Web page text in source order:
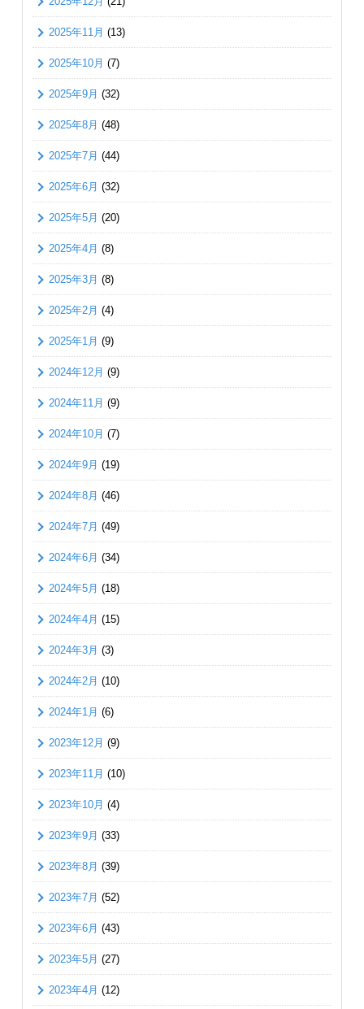
2025年11月 (13)
2025年10月 (7)
2025年9月 (32)
2025年8月 (48)
2025年7月 (44)
2025年6月 (32)
2025年5月 (20)
2025年4月 (8)
2025年3月 (8)
2025年2月 (4)
2025年1月 (9)
2024年12月 (9)
2024年11月 (9)
2024年10月 (7)
2024年9月 (19)
2024年8月 (46)
2024年7月 (49)
2024年6月 (34)
2024年5月 (18)
2024年4月 (15)
2024年3月 (3)
2024年2月 (10)
2024年1月 (6)
2023年12月 (9)
2023年11月 (10)
2023年10月 (4)
2023年9月 (33)
2023年8月 (39)
2023年7月 (52)
2023年6月 (43)
2023年5月 (27)
2023年4月 (12)